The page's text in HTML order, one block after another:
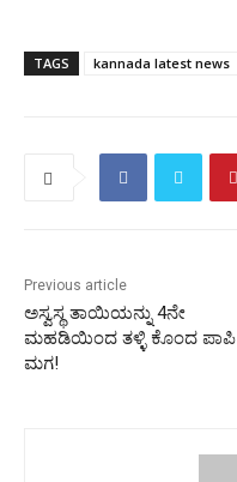
TAGS kannada latest news
Previous article
ಅಸ್ವಸ್ಥ ತಾಯಿಯನ್ನು 4ನೇ
ಮಹಡಿಯಿಂದ ತಳ್ಳಿ ಕೊಂದ ಪಾಪಿ
ಮಗ!